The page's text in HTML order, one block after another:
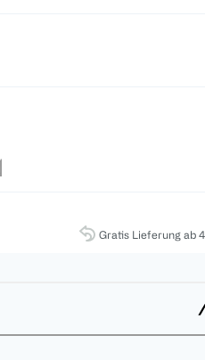
Gratis Lieferung ab